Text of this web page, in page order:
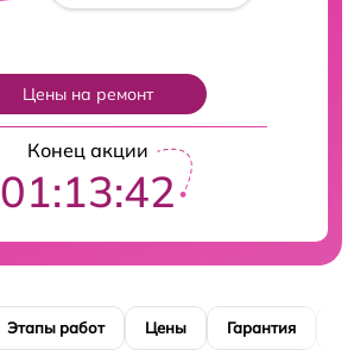
Цены на ремонт
Конец акции
01:13:41
Этапы работ Цены Гарантия